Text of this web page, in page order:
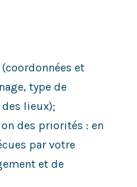
et
type de
lieux);
des priorités : en
par votre
et de